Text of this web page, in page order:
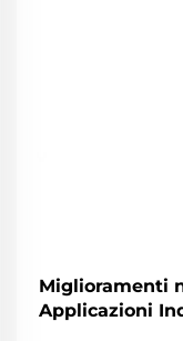
Miglioramenti
Applicazioni